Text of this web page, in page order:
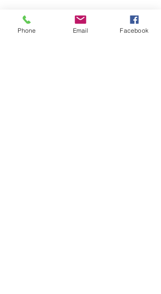
Con todo respeto, Miguel Ángel Tello, ¡ya ponte a
trabajar!, deja de escribir tanta tontería en redes
Phone Email Facebook